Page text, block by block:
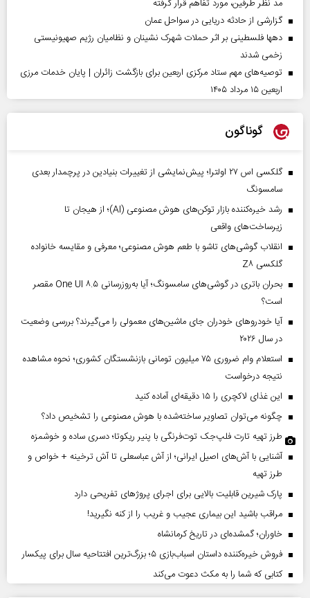
مد نظر طرفین، مورد تفاهم قرار گرفته
گزارشی از حادثه دریایی در سواحل عمان
دهها فلسطینی بر اثر حملات شهرک نشینان و نظامیان رژیم صهیونیستی
زخمی شدند
توصیه‌های مهم ستاد مرکزی اربعین برای بازگشت زائران | پایان خدمات مرزی
اربعین ۱۵ مرداد ۱۴۰۵
گوناگون
گلکسی اس ۲۷ اولترا؛ پیش‌نمایشی از تغییرات بنیادین در پرچمدار بعدی
سامسونگ
رشد خیره‌کننده بازار توکن‌های هوش مصنوعی (AI)؛ از هیجان تا
زیرساخت‌های واقعی
انقلاب گوشی‌های تاشو‌ با طعم هوش مصنوعی؛ معرفی و مقایسه خانواده
گلکسی Z۸
بحران باتری در گوشی‌های سامسونگ؛ آیا به‌روزرسانی One UI ۸.۵ مقصر
است؟
آیا خودروهای خودران جای ماشین‌های معمولی را می‌گیرند؟ بررسی وضعیت
در سال ۲۰۲۶
استعلام وام ضروری ۷۵ میلیون تومانی بازنشستگان کشوری؛ نحوه مشاهده
نتیجه درخواست
این غذای لاکچری را ۱۵ دقیقه‌ای آماده کنید
چگونه می‌توان تصاویر ساخته‌شده با هوش مصنوعی را تشخیص داد؟
طرز تهیه تارت فلپ‌جک توت‌فرنگی با پنیر ریکوتا؛ دسری ساده و خوشمزه
آشنایی با آش‌های اصیل ایرانی؛ از آش عباسعلی تا آش ترخینه + خواص و
طرز تهیه
پارک شیرین قابلیت‌ بالایی برای اجرای پروژهای تفریحی دارد
مراقب باشید این بیماری عجیب و غریب را از کنه نگیرید!
خاوران؛ گمشده‌ای در تاریخ کرمانشاه
فروش خیره‌کننده داستان اسباب‌بازی ۵؛ بزرگ‌ترین افتتاحیه سال برای پیکسار
کتابی که شما را به مکث دعوت می‌کند